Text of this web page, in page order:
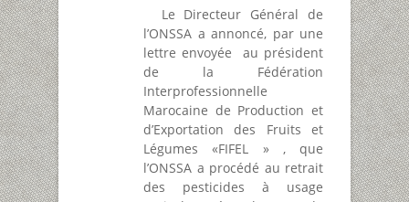
Le Directeur Général de
l’ONSSA a annoncé, par une
lettre envoyée au président
de la Fédération
Interprofessionnelle
Marocaine de Production et
d’Exportation des Fruits et
Légumes «FIFEL » , que
l’ONSSA a procédé au retrait
des pesticides à usage